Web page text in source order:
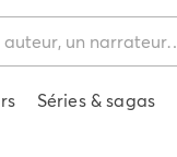
Séries & sagas